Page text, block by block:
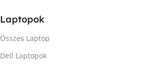
Laptopok
Összes Laptop
Dell Laptopok